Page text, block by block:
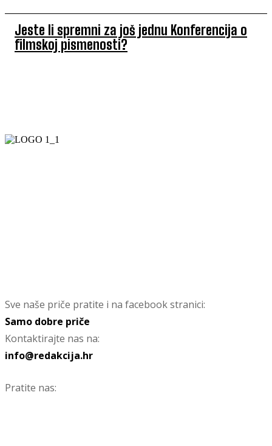
Jeste li spremni za još jednu Konferencija o
filmskoj pismenosti?
Sve naše priče pratite i na facebook stranici:
Samo dobre priče
Kontaktirajte nas na:
info@redakcija.hr
Pratite nas: